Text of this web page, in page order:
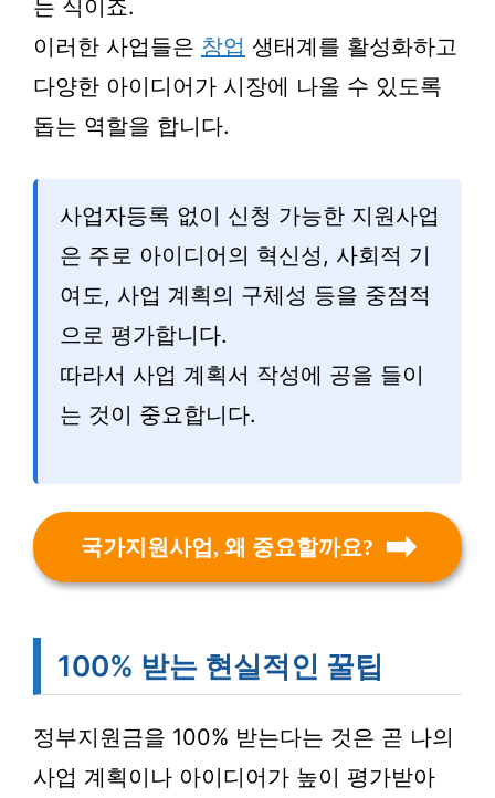
는 식이죠.
이러한 사업들은 창업 생태계를 활성화하고
다양한 아이디어가 시장에 나올 수 있도록
돕는 역할을 합니다.
사업자등록 없이 신청 가능한 지원사업
은 주로 아이디어의 혁신성, 사회적 기
여도, 사업 계획의 구체성 등을 중점적
으로 평가합니다.
따라서 사업 계획서 작성에 공을 들이
는 것이 중요합니다.
국가지원사업, 왜 중요할까요?
100% 받는 현실적인 꿀팁
정부지원금을 100% 받는다는 것은 곧 나의
사업 계획이나 아이디어가 높이 평가받아